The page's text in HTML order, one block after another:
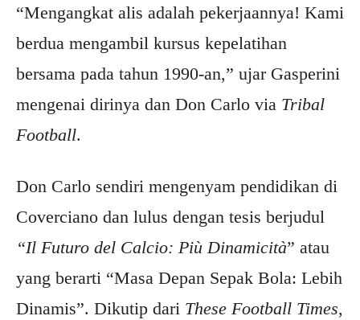
“Mengangkat alis adalah pekerjaannya! Kami
berdua mengambil kursus kepelatihan
bersama pada tahun 1990-an,” ujar Gasperini
mengenai dirinya dan Don Carlo via Tribal
Football.
Don Carlo sendiri mengenyam pendidikan di
Coverciano dan lulus dengan tesis berjudul
“Il Futuro del Calcio: Più Dinamicità” atau
yang berarti “Masa Depan Sepak Bola: Lebih
Dinamis”. Dikutip dari These Football Times,